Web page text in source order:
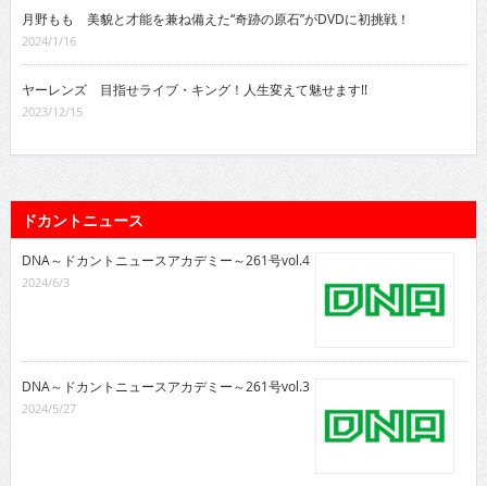
月野もも 美貌と才能を兼ね備えた“奇跡の原石”がDVDに初挑戦！
2024/1/16
ヤーレンズ 目指せライブ・キング！人生変えて魅せます!!
2023/12/15
ドカントニュース
DNA～ドカントニュースアカデミー～261号vol.4
2024/6/3
DNA～ドカントニュースアカデミー～261号vol.3
2024/5/27